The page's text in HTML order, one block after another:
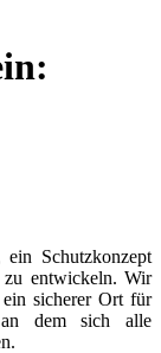
Schutzkonzept
zu entwickeln. Wir
ein sicherer Ort für
an dem sich alle